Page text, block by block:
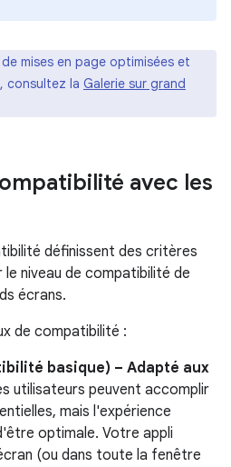
mises en page optimisées et
consultez la Galerie sur grand
avec les
définissent des critères
niveau de compatibilité de
écrans.
de compatibilité :
basique) – Adapté aux
utilisateurs peuvent accomplir
mais l'expérience
optimale. Votre appli
(ou dans toute la fenêtre